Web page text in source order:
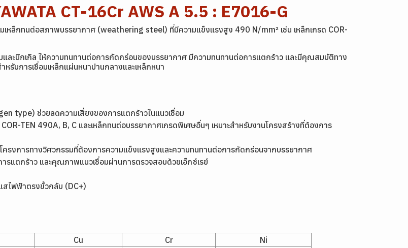
CT-16Cr AWS A 5.5 : E7016-G
เหล็กทนต่อสภาพบรรยากาศ (weathering steel) ที่มีความแข็งแรงสูง 490 N/mm² เช่น เหล็กเกรด COR-
มและนิกเกิล ให้ความทนทานต่อการกัดกร่อนของบรรยากาศ มีความทนทานต่อการแตกร้าว และมีคุณสมบัติทาง
สำหรับการเชื่อมเหล็กแผ่นหนาปานกลางและเหล็กหนา
type) ช่วยลดความเสี่ยงของการแตกร้าวในแนวเชื่อม
TEN 490A, B, C และเหล็กทนต่อบรรยากาศเกรดพิเศษอื่นๆ เหมาะสำหรับงานโครงสร้างที่ต้องการ
ครงการทางวิศวกรรมที่ต้องการความแข็งแรงสูงและความทนทานต่อการกัดกร่อนจากบรรยากาศ
แตกร้าว และคุณภาพแนวเชื่อมผ่านการตรวจสอบด้วยเอ็กซ์เรย์
สไฟฟ้าตรงขั้วกลับ (DC+)
Cu Cr
Ni